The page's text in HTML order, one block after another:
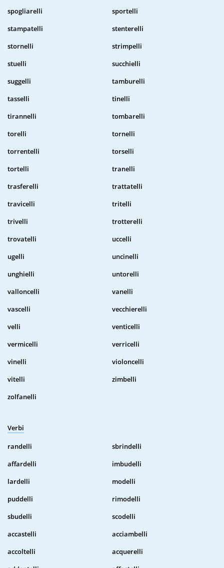
spogliarelli
sportelli
stampatelli
stenterelli
stornelli
strimpelli
stuelli
succhielli
suggelli
tamburelli
tasselli
tinelli
tirannelli
tombarelli
torelli
tornelli
torrentelli
torselli
tortelli
tranelli
trasferelli
trattatelli
travicelli
tritelli
trivelli
trotterelli
trovatelli
uccelli
ugelli
uncinelli
unghielli
untorelli
valloncelli
vanelli
vascelli
vecchierelli
velli
venticelli
vermicelli
verricelli
vinelli
violoncelli
vitelli
zimbelli
zolfanelli
Verbi
randelli
sbrindelli
affardelli
imbudelli
lardelli
modelli
puddelli
rimodelli
sbudelli
scodelli
accastelli
acciambelli
accoltelli
acquerelli